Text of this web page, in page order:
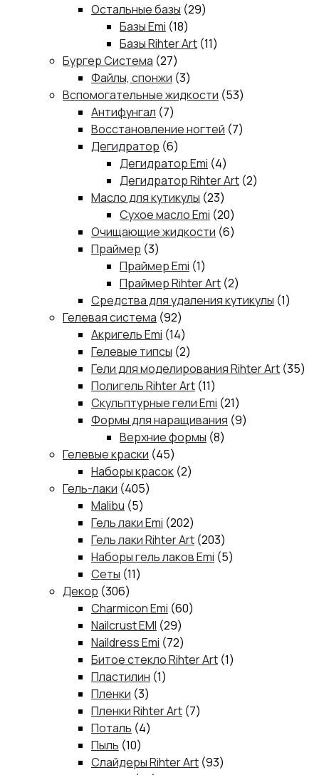
товаров
Остальные базы 2929
Базы Emi 1818
товаров
Базы Rihter Art 1111
Бургер Система 2727
товаров
Файлы, спонжи 33
товара
Вспомогательные жидкости 5353
Антифунгал 77
товаров
Восстановление ногтей 77
Дегидратор 66
товаров
Дегидратор Emi 44
товара
Дегидратор Rihter Art 22
Масло для кутикулы 2323
товара
Сухое масло Emi 2020
товаров
Очищающие жидкости 66
Праймер 33
товара
Праймер Emi 11
товар
Праймер Rihter Art 22
товара
Средства для удаления кутикулы 11
Гелевая система 9292
товара
Акригель Emi 1414
товаров
Гелевые типсы 22
товара
Гели для моделирования Rihter Art 3535
Полигель Rihter Art 1111
товаров
Скульптурные гели Emi 2121
товар
Формы для наращивания 99
Верхние формы 88
Гелевые краски 4545
товаров
Наборы красок 22
Гель-лаки 405405
Malibu 55
товаров
Гель лаки Emi 202202
товара
Гель лаки Rihter Art 203203
товара
Наборы гель лаков Emi 55
Сеты 1111
Декор 306306
товаров
Charmicon Emi 6060
Nailcrust EMI 2929
товаров
Naildress Emi 7272
товара
Битое стекло Rihter Art 11
Пластилин 11
Пленки 33
товара
Пленки Rihter Art 77
Поталь 44
Пыль 1010
товаров
Слайдеры Rihter Art 9393